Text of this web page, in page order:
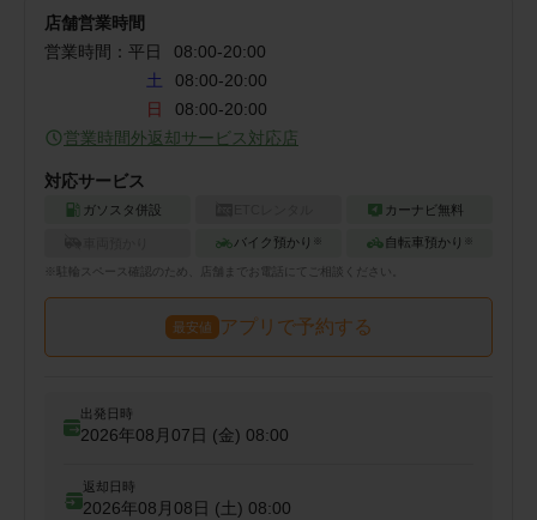
店舗営業時間
営業時間： 平日 08:00-20:00
土
08:00-20:00
日
08:00-20:00
営業時間外返却サービス対応店
対応サービス
ガソスタ併設 カーナビ無料
バイク預かり ※ 自転車預かり ※
※ スペース確認のため、店舗までお電話にてご相談ください。
最安値 アプリで予約する
出発日時
2026年08月07日 (金) 08:00
返却日時
2026年08月08日 (土) 08:00